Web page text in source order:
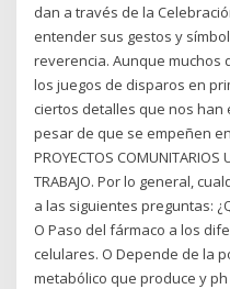
dan a través de la
entender sus gestos y
reverencia. Aunque muchos
los juegos de disparos en
ciertos detalles que nos han
pesar de que se empeñen en
PROYECTOS COMUNITARIOS
TRABAJO. Por lo general,
a las siguientes preguntas:
O Paso del fármaco a los
celulares. O Depende de la
metabólico que produce y